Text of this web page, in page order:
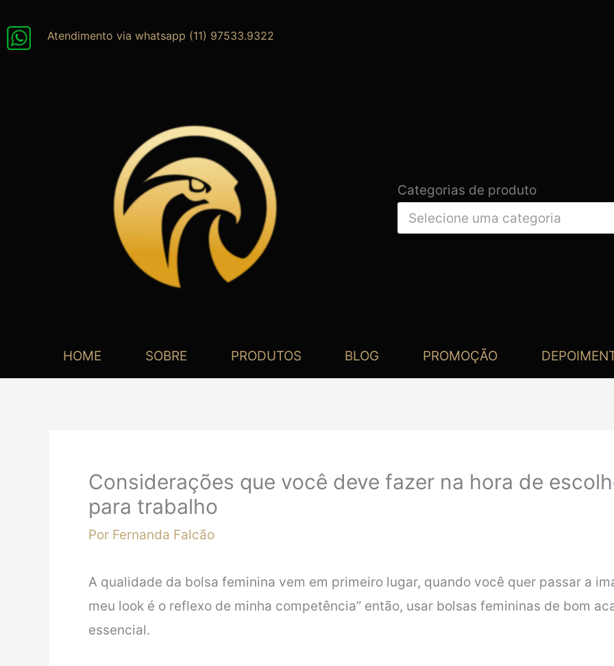
para
Atendimento via whatsapp (11) 97533.9322
Categorias de produto
Selecione uma categoria
HOME SOBRE PRODUTOS BLOG PROMOÇÃO
Considerações que você deve fazer na hora de
para trabalho
Por Fernanda Falcão
A qualidade da bolsa feminina vem em primeiro lugar, quando você quer passar a
meu look é o reflexo de minha competência” então, usar bolsas femininas de bom
essencial.